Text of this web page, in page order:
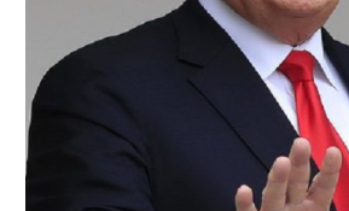
البارز بـ”الحزب”
الحزب اغتياله مساء
هنية بغارة إسرائيلية